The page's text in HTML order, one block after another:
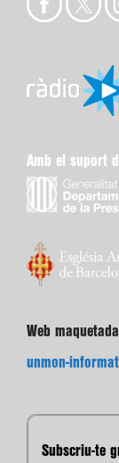
Amb el suport
Web
unmon-
Subscriu-te